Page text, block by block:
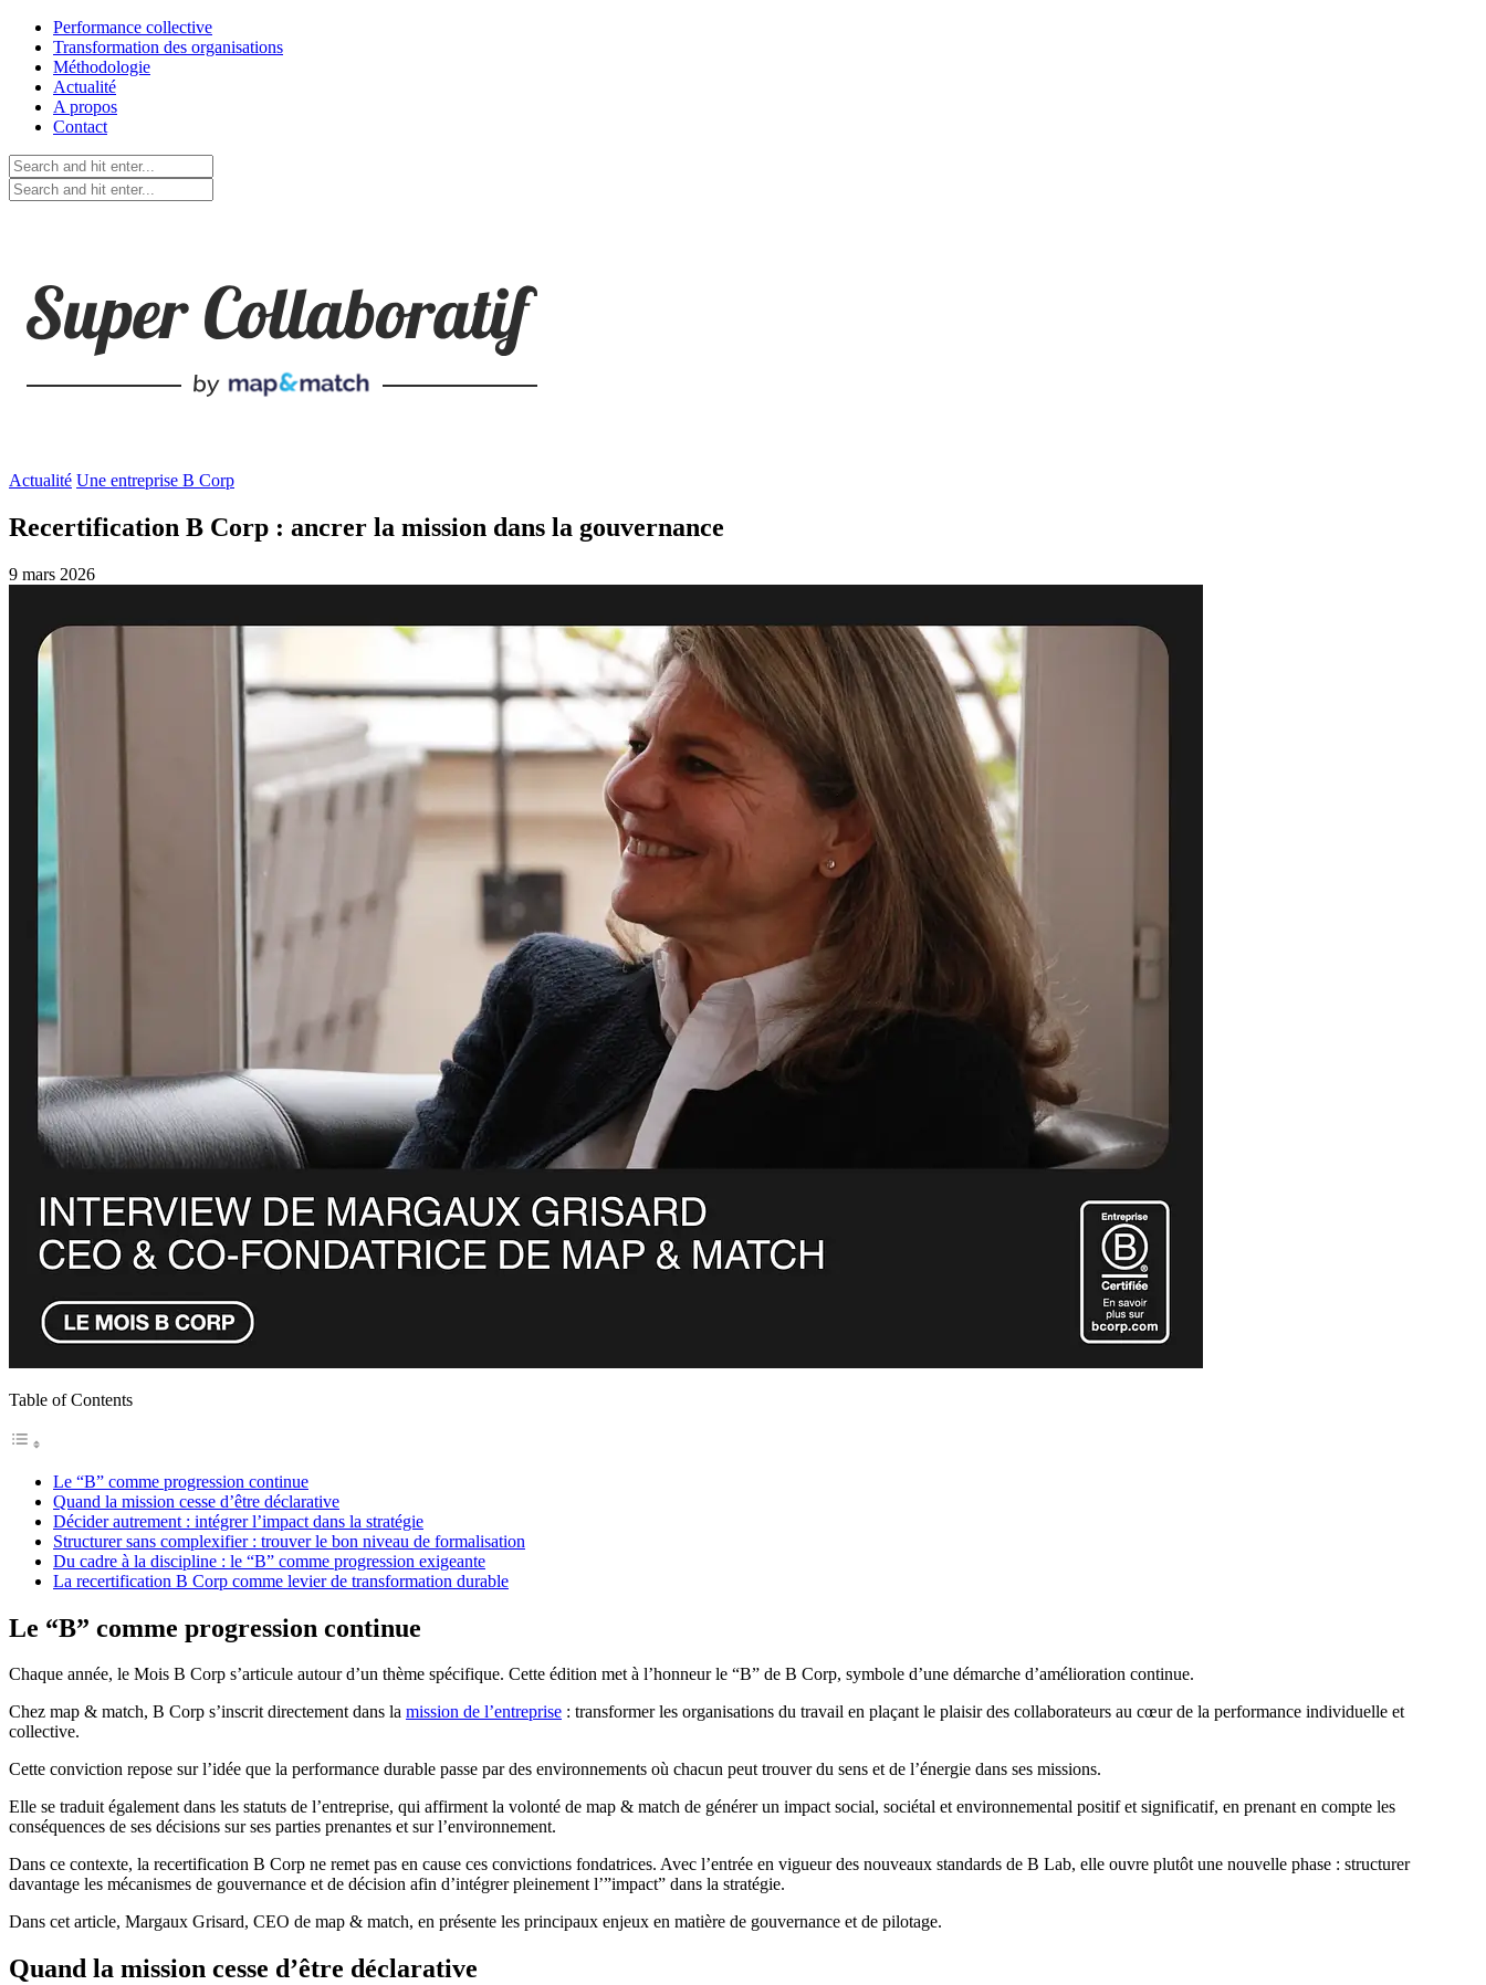
Performance collective
Transformation des organisations
Méthodologie
Actualité
A propos
Contact
Actualité Une entreprise B Corp
Recertification B Corp : ancrer la mission dans la gouvernance
9 mars 2026
Table of Contents
Le “B” comme progression continue
Quand la mission cesse d’être déclarative
Décider autrement : intégrer l’impact dans la stratégie
Structurer sans complexifier : trouver le bon niveau de formalisation
Du cadre à la discipline : le “B” comme progression exigeante
La recertification B Corp comme levier de transformation durable
Le “B” comme progression continue
Chaque année, le Mois B Corp s’articule autour d’un thème spécifique. Cette édition met à l’honneur le “B” de B Corp, symbole d’une démarche d’amélioration continue.
Chez map & match, B Corp s’inscrit directement dans la mission de l’entreprise : transformer les organisations du travail en plaçant le plaisir des collaborateurs au cœur de la performance individuelle et
collective.
Cette conviction repose sur l’idée que la performance durable passe par des environnements où chacun peut trouver du sens et de l’énergie dans ses missions.
Elle se traduit également dans les statuts de l’entreprise, qui affirment la volonté de map & match de générer un impact social, sociétal et environnemental positif et significatif, en prenant en compte les
conséquences de ses décisions sur ses parties prenantes et sur l’environnement.
Dans ce contexte, la recertification B Corp ne remet pas en cause ces convictions fondatrices. Avec l’entrée en vigueur des nouveaux standards de B Lab, elle ouvre plutôt une nouvelle phase : structurer
davantage les mécanismes de gouvernance et de décision afin d’intégrer pleinement l’”impact” dans la stratégie.
Dans cet article, Margaux Grisard, CEO de map & match, en présente les principaux enjeux en matière de gouvernance et de pilotage.
Quand la mission cesse d’être déclarative